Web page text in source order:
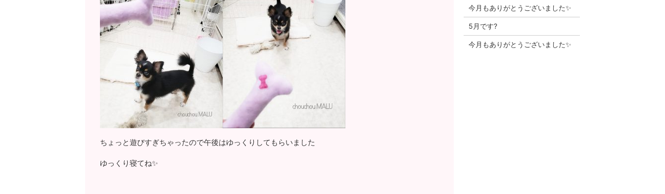
ちょっと遊びすぎちゃったので午後はゆっくりしてもらいました
ゆっくり寝てね✨
今月もありがとうございました✨
5月です?
今月もありがとうございました✨